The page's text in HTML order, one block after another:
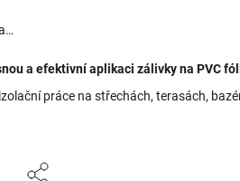
a efektivní aplikaci zálivky na PVC
práce na střechách, terasách,